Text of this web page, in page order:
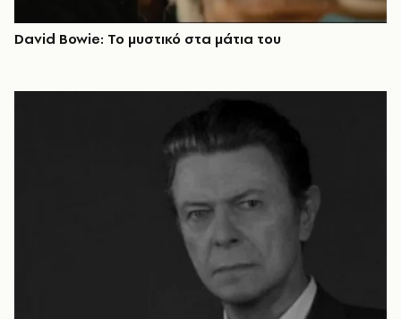
David Bowie: Το μυστικό στα μάτια του